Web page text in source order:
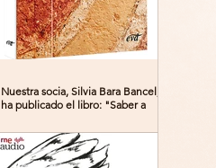
Nuestra socia, Silvia Bara Bancel,
ha publicado el libro: "Saber a
místicas en la Edad Media"